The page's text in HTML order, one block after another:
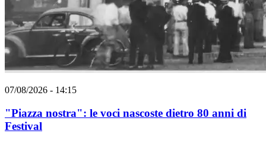
07/08/2026 - 14:15
"Piazza nostra": le voci nascoste dietro 80 anni di
Festival